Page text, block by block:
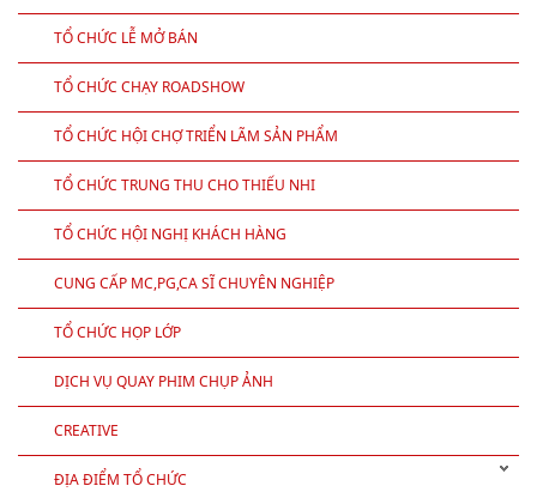
TỔ CHỨC TIỆC CUỐI NĂM, GALA DINNER
TỔ CHỨC TIỆC TEABREAK, FINGER FOOD
TỔ CHỨC LỄ KỶ NIỆM THÀNH LẬP CÔNG TY TRỤ SỞ
TỔ CHỨC LỄ MỞ BÁN
TỔ CHỨC CHẠY ROADSHOW
TỔ CHỨC HỘI CHỢ TRIỂN LÃM SẢN PHẨM
TỔ CHỨC TRUNG THU CHO THIẾU NHI
TỔ CHỨC HỘI NGHỊ KHÁCH HÀNG
CUNG CẤP MC,PG,CA SĨ CHUYÊN NGHIỆP
TỔ CHỨC HỌP LỚP